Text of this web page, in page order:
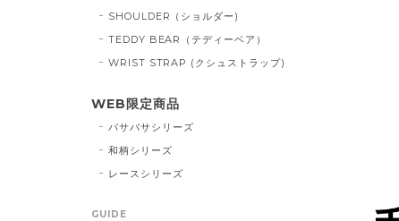
SHOULDER（ショルダー)
TEDDY BEAR（テディーベア）
WRIST STRAP (クシュストラップ)
WEB限定商品
バサバサシリーズ
和柄シリーズ
レースシリーズ
GUIDE